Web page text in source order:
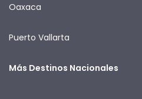
Oaxaca
Puerto Vallarta
Más Destinos Nacionales